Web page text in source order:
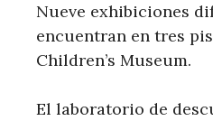
Nueve exhibiciones
encuentran en tres
Children’s Museum.
El laboratorio de